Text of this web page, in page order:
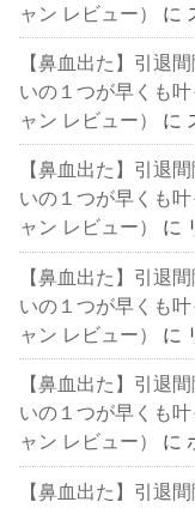
ャン レビュー）
に
【鼻血出た】引退
いの１つが早くも
ャン レビュー）
に
【鼻血出た】引退
いの１つが早くも
ャン レビュー）
に
【鼻血出た】引退
いの１つが早くも
ャン レビュー）
に
【鼻血出た】引退
いの１つが早くも
ャン レビュー）
に
【鼻血出た】引退